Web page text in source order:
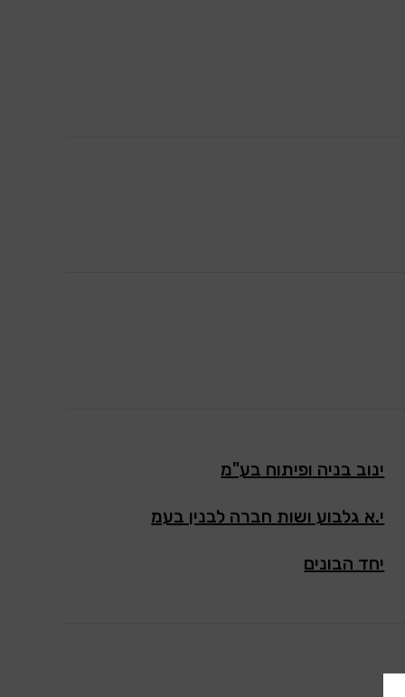
ינוב בניה ופיתוח בע"מ
י.א גלבוע ושות חברה לבנין בעמ
יחד הבונים